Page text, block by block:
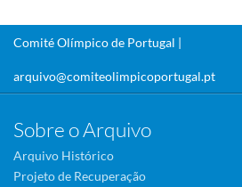
Comité Olímpico de Portugal |
arquivo@comiteolimpicoportugal.pt
Sobre o Arquivo
Arquivo Histórico
Projeto de Recuperação